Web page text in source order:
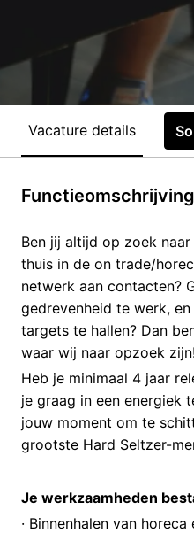
Vacature details
Functieomschrijving
Ben jij altijd op zoek
thuis in de on trade/
netwerk aan contacten?
gedrevenheid te werk,
targets te hallen? Dan
waar wij naar opzoek zijn!
Heb je minimaal 4 jaar
je graag in een energiek
jouw moment om te
grootste Hard Seltzer-
Je werkzaamheden
· Binnenhalen van